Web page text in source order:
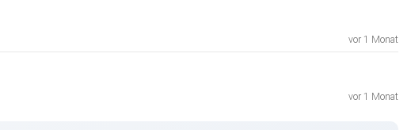
vor 1 Monat
vor 1 Monat